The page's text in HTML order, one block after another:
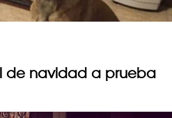
de navidad a prueba